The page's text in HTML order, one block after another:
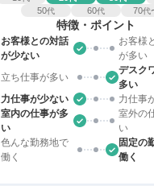
50代 60代 70代
特徴・ポイント
お客様との対話
が少ない
お客様
が多い
立ち仕事が多い
デスク
多い
力仕事が少ない
力仕事
室内の仕事が多
い
室外の
い
色んな勤務地で
働く
固定の
働く